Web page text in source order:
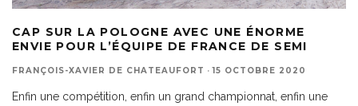
CAP SUR LA POLOGNE AVEC UNE ÉNORME
ENVIE POUR L’ÉQUIPE DE FRANCE DE SEMI
FRANÇOIS-XAVIER DE CHATEAUFORT · 15 OCTOBRE 2020
Enfin une compétition, enfin un grand championnat, enfin une